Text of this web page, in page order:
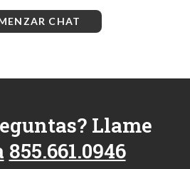
CHAT
Llame
855.661.0946